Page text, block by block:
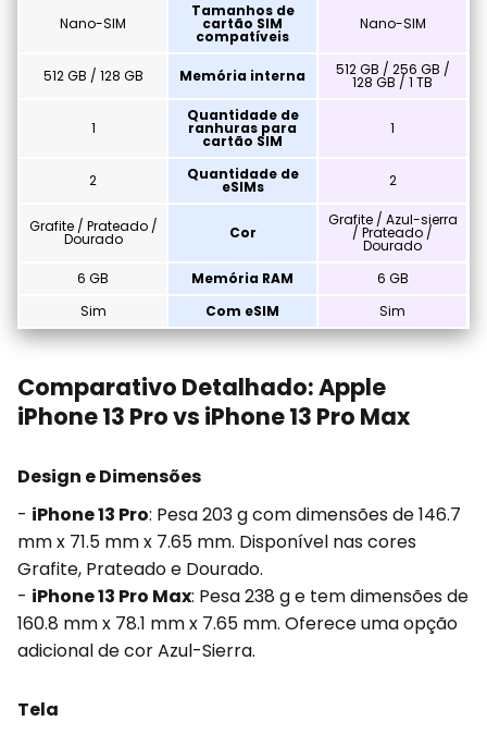
Nano-SIM
Tamanhos de
cartão SIM
compatíveis
Nano-SIM
512 GB / 128 GB Memória interna 512 GB / 256 GB /
128 GB / 1 TB
1
Quantidade de
ranhuras para
cartão SIM
1
2 Quantidade de
eSIMs 2
Grafite / Prateado /
Dourado Cor
Grafite / Azul-sierra
/ Prateado /
Dourado
6 GB
Memória RAM
6 GB
Sim
Com eSIM Sim
Comparativo Detalhado: Apple
iPhone 13 Pro vs iPhone 13 Pro Max
Design e Dimensões
- iPhone 13 Pro: Pesa 203 g com dimensões de 146.7
mm x 71.5 mm x 7.65 mm. Disponível nas cores
Grafite, Prateado e Dourado.
- iPhone 13 Pro Max: Pesa 238 g e tem dimensões de
160.8 mm x 78.1 mm x 7.65 mm. Oferece uma opção
adicional de cor Azul-Sierra.
Tela